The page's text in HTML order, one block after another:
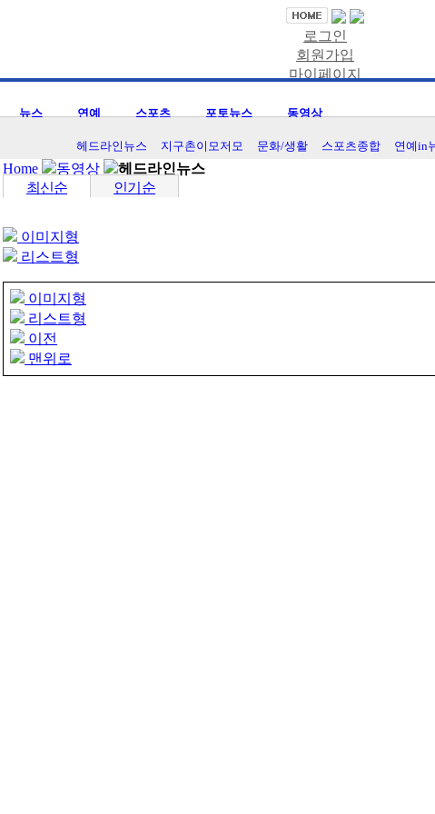
로그인
회원가입
마이페이지
뉴스 연예 스포츠 포토뉴스 동영상
헤드라인뉴스 지구촌이모저모 문화/생활 스포츠종합 연예in
Home 동영상
헤드라인뉴스
최신순
인기순
이미지형
리스트형
이미지형
리스트형
이전
맨위로